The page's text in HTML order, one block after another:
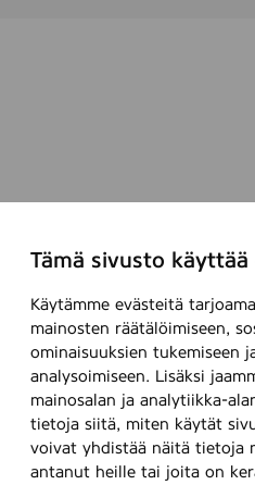
Tämä sivusto käyttää
Käytämme evästeitä
mainosten räätälöimiseen,
ominaisuuksien tukemiseen
analysoimiseen. Lisäksi
mainosalan ja analytiikka-
tietoja siitä, miten käytät
voivat yhdistää näitä tietoja
antanut heille tai joita on